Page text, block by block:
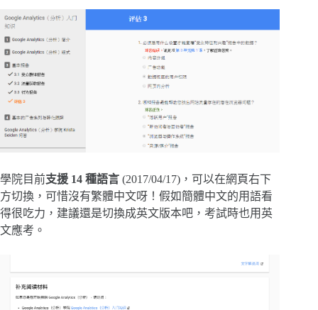
學院目前支援 14 種語言 (2017/04/17)，可以在網頁右下
方切換，可惜沒有繁體中文呀！假如簡體中文的用語看
得很吃力，建議還是切換成英文版本吧，考試時也用英
文應考。